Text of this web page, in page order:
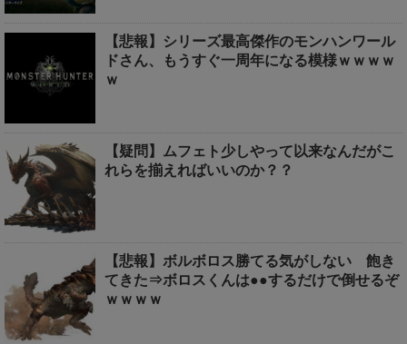
【悲報】シリーズ最高傑作のモンハンワール
ドさん、もうすぐ一周年になる模様ｗｗｗｗ
ｗ
【疑問】ムフェト少しやって以来なんだがこ
れらを揃えればいいのか？？
【悲報】ボルボロス勝てる気がしない 飽き
てきた⇒ボロスくんは●●するだけで倒せるぞ
ｗｗｗｗ